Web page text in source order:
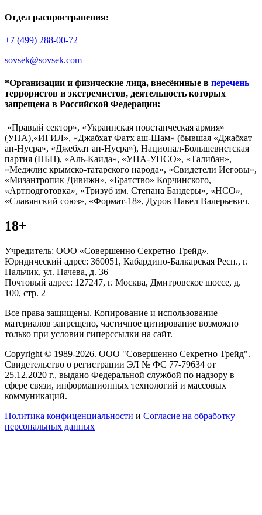
Отдел распространения:
+7 (499) 288-00-72
sovsek@sovsek.com
*Организации и физические лица, внесённные в перечень
террористов и экстремистов, деятельность которых
запрещена в Российской Федерации:
«Правый сектор», «Украинская повстанческая армия»
(УПА),«ИГИЛ», «Джабхат Фатх аш-Шам» (бывшая «Джабхат
ан-Нусра», «Джебхат ан-Нусра»), Национал-Большевистская
партия (НБП), «Аль-Каида», «УНА-УНСО», «Талибан»,
«Меджлис крымско-татарского народа», «Свидетели Иеговы»,
«Мизантропик Дивижн», «Братство» Корчинского,
«Артподготовка», «Тризуб им. Степана Бандеры», «НСО»,
«Славянский союз», «Формат-18», Дуров Павел Валерьевич.
18+
Учредитель: ООО «Совершенно Секретно Трейд».
Юридический адрес: 360051, Кабардино-Балкарская Респ., г.
Нальчик, ул. Пачева, д. 36
Почтовый адрес: 127247, г. Москва, Дмитровское шоссе, д.
100, стр. 2
Все права защищены. Копирование и использование
материалов запрещено, частичное цитирование возможно
только при условии гиперссылки на сайт.
Copyright © 1989-2026. ООО "Совершенно Секретно Трейд".
Свидетельство о регистрации ЭЛ № ФС 77-79634 от
25.12.2020 г., выдано Федеральной службой по надзору в
сфере связи, информационных технологий и массовых
коммуникаций.
Политика конфиценциальности и Согласие на обработку
персональных данных